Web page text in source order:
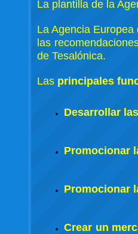
La plantilla de la
La Agencia
las
de Tesalónica.
Las principales
Desarrollar
Promocionar
Promocionar
Crear un